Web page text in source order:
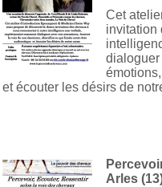
Cet
invitation
dialoguer
et écouter les désirs de
Arles